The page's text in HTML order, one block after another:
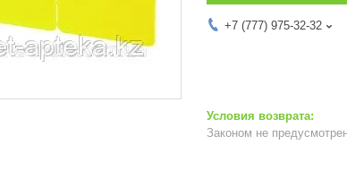
+7 (777) 975-32-32
Законом не